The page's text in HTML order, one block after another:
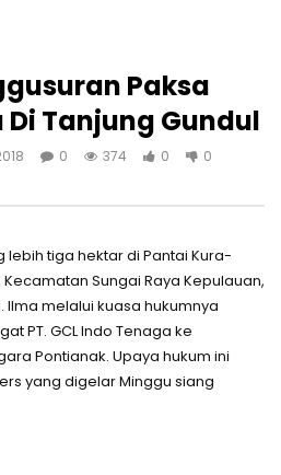
Paksa
Tanjung Gundul
0 374 0 0
lebih tiga hektar di Pantai Kura-
Kecamatan Sungai Raya Kepulauan,
Ilma melalui kuasa hukumnya
PT. GCL Indo Tenaga ke
Pontianak. Upaya hukum ini
yang digelar Minggu siang